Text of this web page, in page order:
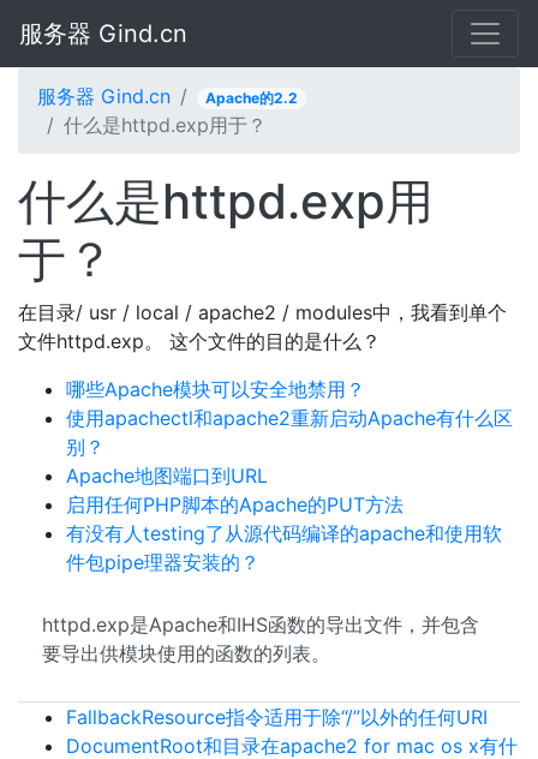
服务器 Gind.cn
服务器 Gind.cn Apache的2.2
什么是httpd.exp用于？
什么是httpd.exp用
于？
在目录/ usr / local / apache2 / modules中，我看到单个
文件httpd.exp。 这个文件的目的是什么？
哪些Apache模块可以安全地禁用？
使用apachectl和apache2重新启动Apache有什么区
别？
Apache地图端口到URL
启用任何PHP脚本的Apache的PUT方法
有没有人testing了从源代码编译的apache和使用软
件包pipe理器安装的？
httpd.exp是Apache和IHS函数的导出文件，并包含
要导出供模块使用的函数的列表。
FallbackResource指令适用于除“/”以外的任何URI
DocumentRoot和目录在apache2 for mac os x有什